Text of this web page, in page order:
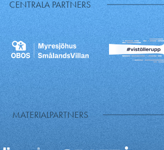
CENTRALA PARTNERS
MATERIALPARTNERS